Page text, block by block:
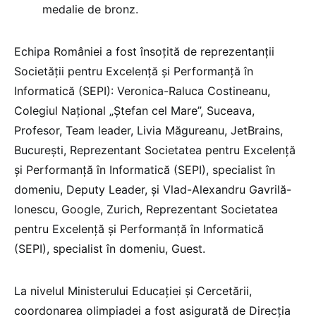
medalie de bronz.
Echipa României a fost însoțită de reprezentanții
Societății pentru Excelență și Performanță în
Informatică (SEPI): Veronica-Raluca Costineanu,
Colegiul Național „Ștefan cel Mare”, Suceava,
Profesor, Team leader, Livia Măgureanu, JetBrains,
București, Reprezentant Societatea pentru Excelență
și Performanță în Informatică (SEPI), specialist în
domeniu, Deputy Leader, și Vlad-Alexandru Gavrilă-
Ionescu, Google, Zurich, Reprezentant Societatea
pentru Excelență și Performanță în Informatică
(SEPI), specialist în domeniu, Guest.
La nivelul Ministerului Educației și Cercetării,
coordonarea olimpiadei a fost asigurată de Direcția